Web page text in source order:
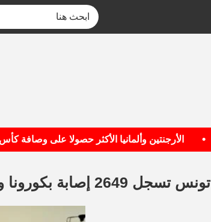
الأرجنتين وألمانيا الأكثر حصولا على وصافة كأس
تونس تسجل 2649 إصابة بكورونا ولبنان يرصد 2501 حالة جديدة